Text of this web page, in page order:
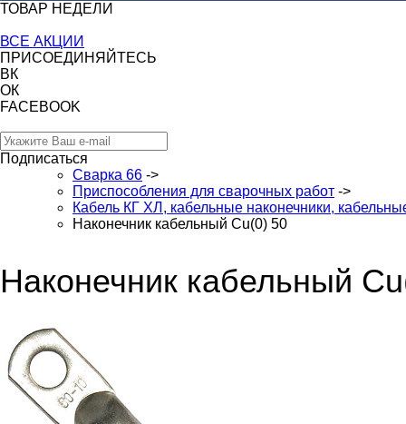
ТОВАР НЕДЕЛИ
ВСЕ АКЦИИ
ПРИСОЕДИНЯЙТЕСЬ
ВК
ОК
FACEBOOK
Подписаться
Сварка 66 ->
Приспособления для сварочных работ ->
Кабель КГ ХЛ, кабельные наконечники,
Наконечник кабельный Cu(0) 50
Наконечник кабельный